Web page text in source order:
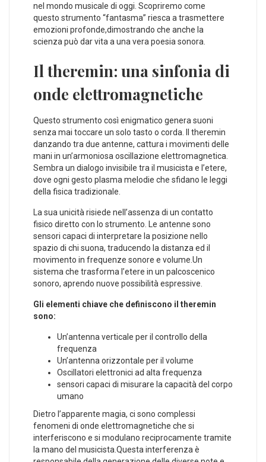
nel mondo musicale di oggi. Scopriremo come
questo strumento “fantasma” riesca a trasmettere
emozioni profonde,dimostrando che anche la
scienza può dar vita a una⁢ vera poesia sonora.
Il theremin: una sinfonia ⁢di
onde elettromagnetiche
Questo strumento così enigmatico genera ​suoni
senza mai toccare un ⁤solo tasto o corda. Il theremin
danzando tra due antenne, cattura i movimenti ⁢delle
mani in‍ un’armoniosa oscillazione elettromagnetica.
Sembra un dialogo invisibile tra il musicista⁣ e l’etere,‍
dove ogni gesto plasma melodie che ⁣sfidano le ‌leggi
della fisica tradizionale.
La sua⁤ unicità risiede nell’assenza di un contatto⁢
fisico diretto con lo strumento. Le antenne sono
sensori capaci di interpretare la posizione nello
spazio⁣ di chi suona, traducendo la distanza⁤ ed il
movimento in frequenze sonore⁤ e volume.Un⁤
sistema che trasforma l’etere in un palcoscenico
sonoro, aprendo nuove⁣ possibilità espressive.
Gli elementi chiave che definiscono il theremin
sono:
Un’antenna verticale per il ⁢controllo‍ della
⁢frequenza
Un’antenna ⁣orizzontale per ⁣il volume
Oscillatori elettronici ad alta frequenza
sensori capaci di misurare la capacità del corpo
umano
Dietro l’apparente magia,⁣ ci ​sono complessi⁤
fenomeni di onde elettromagnetiche che si
interferiscono e si modulano reciprocamente ‌tramite
la mano del musicista.Questa interferenza è